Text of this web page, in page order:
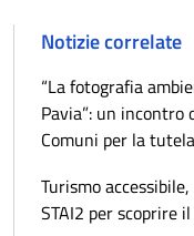
Notizie correlate
“La fotografia
Pavia”: un
Comuni per la
Turismo
STAI2 per scoprire